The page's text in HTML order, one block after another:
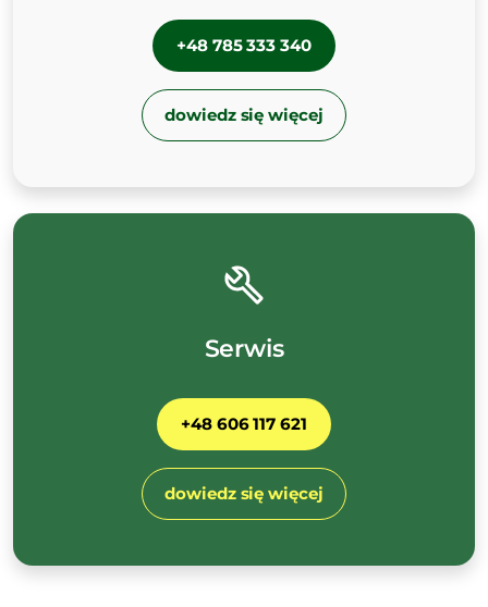
+48 785 333 340
dowiedz się więcej
Serwis
+48 606 117 621
dowiedz się więcej